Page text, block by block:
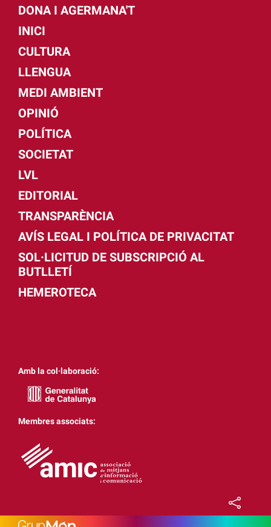
DONA I AGERMANA'T
INICI
CULTURA
LLENGUA
MEDI AMBIENT
OPINIÓ
POLÍTICA
SOCIETAT
LVL
EDITORIAL
TRANSPARÈNCIA
AVÍS LEGAL I POLÍTICA DE PRIVACITAT
SOL·LICITUD DE SUBSCRIPCIÓ AL
BUTLLETÍ
HEMEROTECA
Amb la col·laboració:
Membres associats: